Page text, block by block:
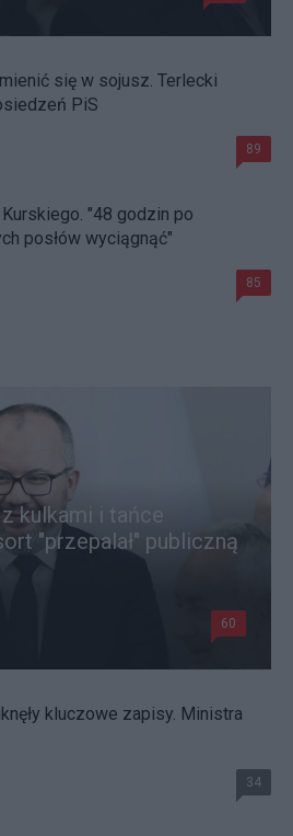
się w sojusz. Terlecki
PiS
89
"48 godzin po
posłów wyciągnąć"
85
kulkami i tańce
"przepalał" publiczną
60
kluczowe zapisy. Ministra
34